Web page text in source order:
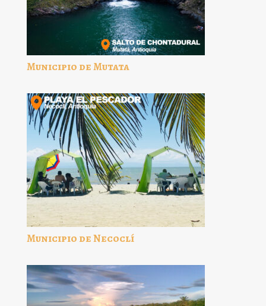
Municipio de Mutata
Municipio de Necoclí